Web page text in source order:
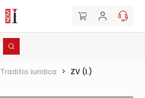
Traditio iuridica > ZV (I.)